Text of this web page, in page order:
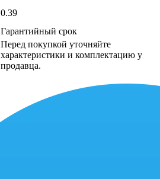
0.39
Гарантийный срок
Перед покупкой уточняйте
характеристики и комплектацию у
продавца.